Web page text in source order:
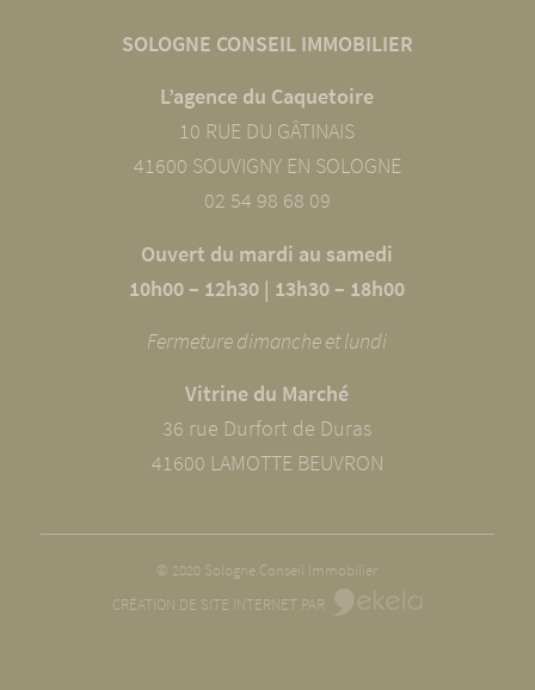
SOLOGNE CONSEIL IMMOBILIER
L’agence du Caquetoire
10 RUE DU GÂTINAIS
41600 SOUVIGNY EN SOLOGNE
02 54 98 68 09
Ouvert du mardi au samedi
10h00 – 12h30 | 13h30 – 18h00
Fermeture dimanche et lundi
Vitrine du Marché
36 rue Durfort de Duras
41600 LAMOTTE BEUVRON
© 2020 Sologne Conseil Immobilier
CRÉATION DE SITE INTERNET PAR